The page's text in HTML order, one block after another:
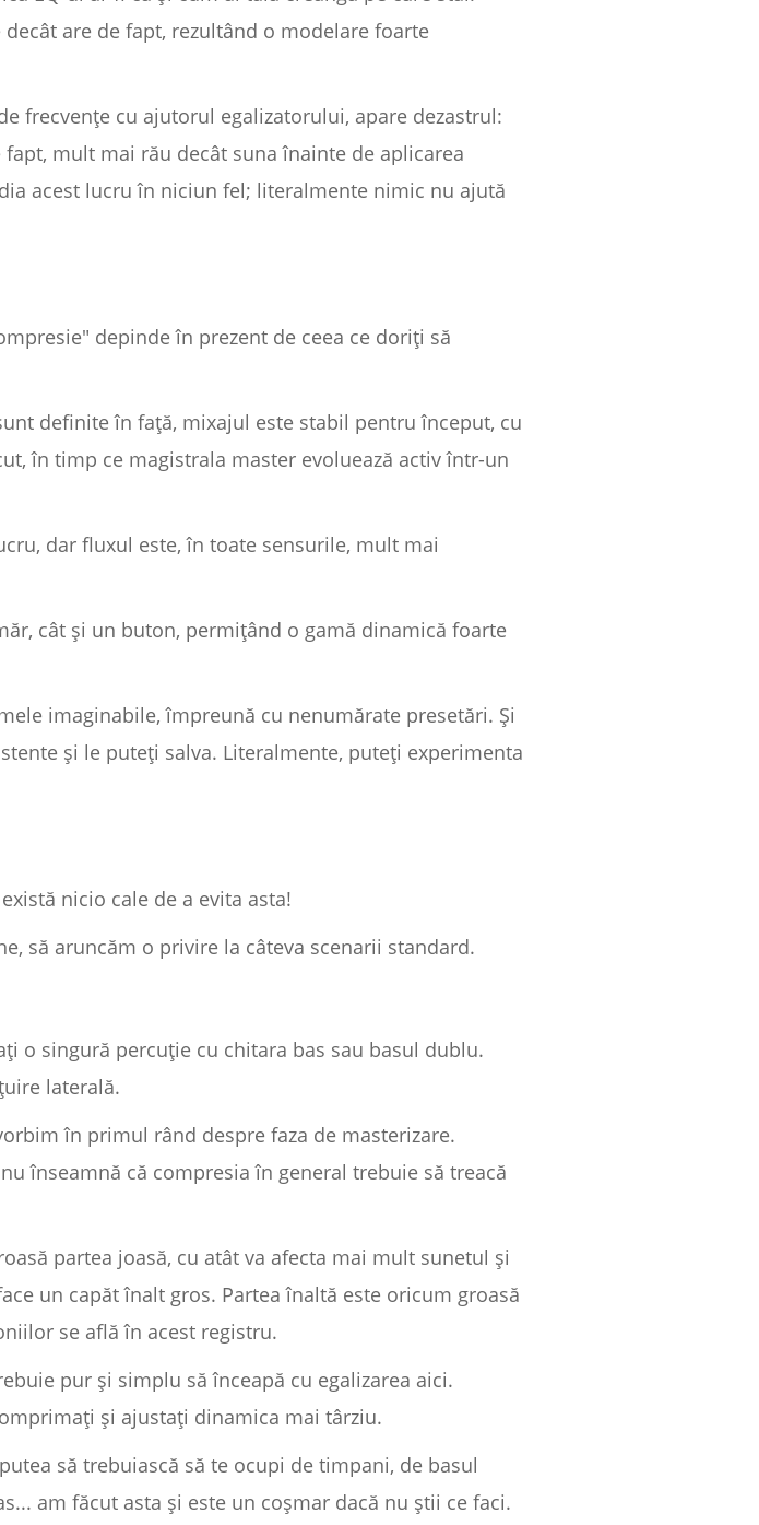
are de fapt, rezultând o modelare foarte
frecvențe cu ajutorul egalizatorului, apare dezastrul:
mult mai rău decât suna înainte de aplicarea
acest lucru în niciun fel; literalmente nimic nu ajută
depinde în prezent de ceea ce doriți să
definite în față, mixajul este stabil pentru început, cu
în timp ce magistrala master evoluează activ într-un
dar fluxul este, în toate sensurile, mult mai
cât și un buton, permițând o gamă dinamică foarte
imaginabile, împreună cu nenumărate presetări. Și
și le puteți salva. Literalmente, puteți experimenta
nicio cale de a evita asta!
să aruncăm o privire la câteva scenarii standard.
o singură percuție cu chitara bas sau basul dublu.
laterală.
în primul rând despre faza de masterizare.
înseamnă că compresia în general trebuie să treacă
partea joasă, cu atât va afecta mai mult sunetul și
un capăt înalt gros. Partea înaltă este oricum groasă
se află în acest registru.
pur și simplu să înceapă cu egalizarea aici.
și ajustați dinamica mai târziu.
să trebuiască să te ocupi de timpani, de basul
am făcut asta și este un coșmar dacă nu știi ce faci.